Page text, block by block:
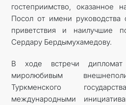
гостеприимство, оказанное
Посол от имени руководства
приветствия и наилучшие
Сердару Бердымухамедову.
В ходе встречи
миролюбивым
Туркменского
международными